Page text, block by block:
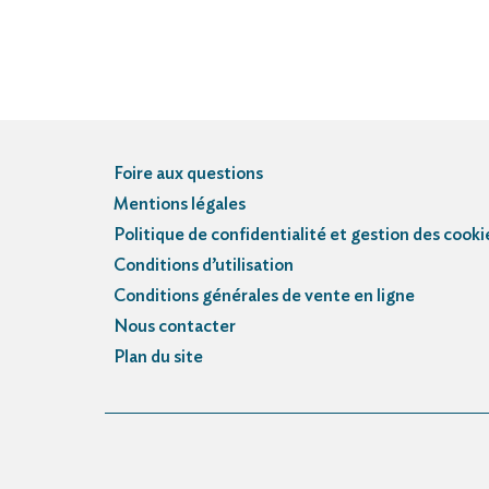
Foire aux questions
Mentions légales
Politique de confidentialité et gestion des
Conditions d’utilisation
Conditions générales de vente en ligne
Nous contacter
Plan du site